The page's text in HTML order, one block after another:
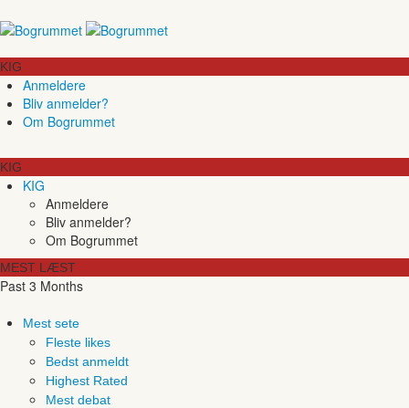
KIG
Anmeldere
Bliv anmelder?
Om Bogrummet
KIG
KIG
Anmeldere
Bliv anmelder?
Om Bogrummet
MEST LÆST
Past 3 Months
Mest sete
Fleste likes
Bedst anmeldt
Highest Rated
Mest debat